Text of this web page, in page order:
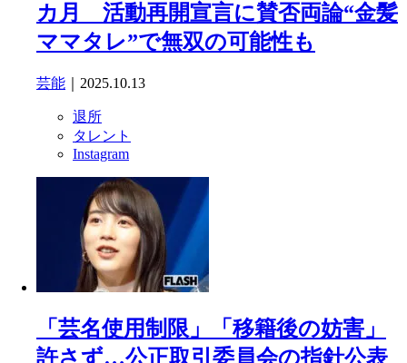
カ月 活動再開宣言に賛否両論“金髪
ママタレ”で無双の可能性も
芸能 ｜2025.10.13
退所
タレント
Instagram
「芸名使用制限」「移籍後の妨害」
許さず…公正取引委員会の指針公表